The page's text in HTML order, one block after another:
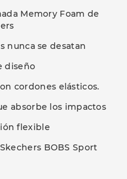
Memory Foam de
nunca se desatan
diseño
cordones elásticos.
absorbe los impactos
flexible
BOBS Sport